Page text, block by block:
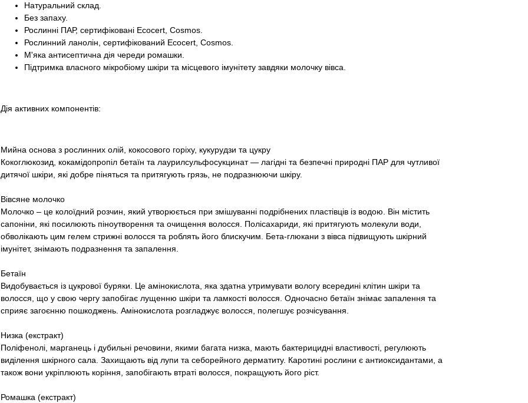
Натуральний склад.
Без запаху.
Рослинні ПАР, сертифіковані Ecocert, Cosmos.
Рослинний ланолін, сертифікований Ecocert, Cosmos.
М'яка антисептична дія череди ромашки.
Підтримка власного мікробіому шкіри та місцевого імунітету завдяки молочку вівса.
Дія активних компонентів:
Мийна основа з рослинних олій, кокосового горіху, кукурудзи та цукру
Кокоглюкозид, кокамідопропіл бетаїн та лаурилсульфосукцинат — лагідні та безпечні природні ПАР для чутливої ​​
дитячої шкіри, які добре піняться та притягують грязь, не подразнюючи шкіру.
Вівсяне молочко
Молочко – це колоїдний розчин, який утворюється при змішуванні подрібнених пластівців із водою. Він містить
сапоніни, які посилюють піноутворення та очищення волосся. Полісахариди, які притягують молекули води,
обволікають цим гелем стрижні волосся та роблять його блискучим. Бета-глюкани з вівса підвищують шкірний
імунітет, знімають подразнення та запалення.
Бетаїн
Видобувається із цукрової буряки. Це амінокислота, яка здатна утримувати вологу всередині клітин шкіри та
волосся, що у свою чергу запобігає лущенню шкіри та ламкості волосся. Одночасно бетаїн знімає запалення та
сприяє загоєнню пошкоджень. Амінокислота розгладжує волосся, полегшує розчісування.
Низка (екстракт)
Поліфенолі, марганець і дубильні речовини, якими багата низка, мають бактерицидні властивості, регулюють
виділення шкірного сала. Захищають від лупи та себорейного дерматиту. Каротині рослини є антиоксидантами, а
також вони укріплюють коріння, запобігають втраті волосся, покращують його ріст.
Ромашка (екстракт)